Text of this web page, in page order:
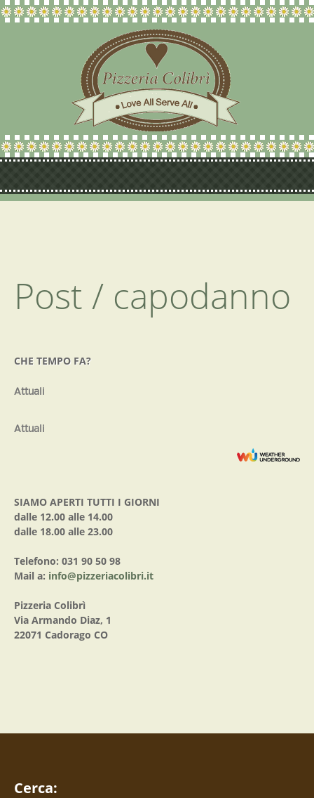
Post / capodanno
CHE TEMPO FA?
Attuali
Attuali
SIAMO APERTI TUTTI I GIORNI
dalle 12.00 alle 14.00
dalle 18.00 alle 23.00
Telefono: 031 90 50 98
Mail a: info@pizzeriacolibri.it
Pizzeria Colibrì
Via Armando Diaz, 1
22071 Cadorago CO
Cerca: